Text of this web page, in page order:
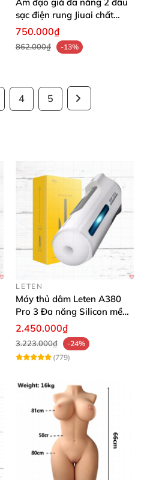
sạc điện rung Jiuai chất
lượng cao
750.000₫
862.000₫ -13%
4 5
LETEN
Máy thủ dâm Leten A380
Pro 3 Đa năng Silicon mềm
mại Cảm giác thật
2.450.000₫
3.223.000₫
-24%
(779)